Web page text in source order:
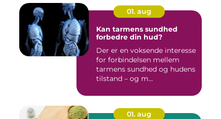
01. aug
Kan tarmens sundhed
forbedre din hud?
Der er en voksende interesse
for forbindelsen mellem
tarmens sundhed og hudens
tilstand – og m...
01. aug